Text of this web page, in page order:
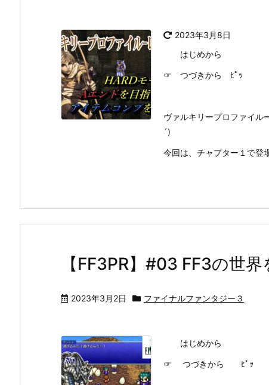
2023年3月8日
はじめから
☞ つづきから ﾋﾟｯ
ヴァルキリープロファイル
´)
今回は、チャプター１で登
【FF3PR】#03 FF3の世界
2023年3月2日 ファイナルファンタジー３
はじめから
☞ つづきから ﾋﾟｯ